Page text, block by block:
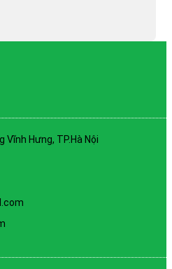
Vĩnh Hưng, TP.Hà Nội